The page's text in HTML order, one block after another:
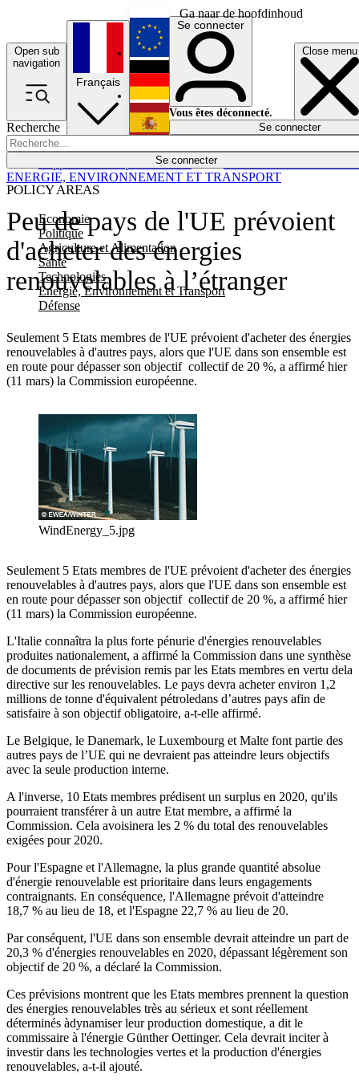
Ga naar de hoofdinhoud
Open sub
navigation
Close menu
Recherche
Se connecter
POLICY AREAS
Economie
Politique
Agriculture et Alimentation
Santé
Technologies
Energie, Environnement et Transport
Défense
Économie
Français
English
Deutsch
Español
Se connecter
Vous êtes déconnecté.
Se connecter
Peu de pays de l'UE prévoient
d'acheter des énergies
renouvelables à l’étranger
Seulement 5 Etats membres de l'UE prévoient d'acheter des énergies
renouvelables à d'autres pays, alors que l'UE dans son ensemble est
en route pour dépasser son objectif collectif de 20 %, a affirmé hier
(11 mars) la Commission européenne.
ENERGIE, ENVIRONNEMENT ET TRANSPORT
WindEnergy_5.jpg
Seulement 5 Etats membres de l'UE prévoient d'acheter des énergies
renouvelables à d'autres pays, alors que l'UE dans son ensemble est
en route pour dépasser son objectif collectif de 20 %, a affirmé hier
(11 mars) la Commission européenne.
L'Italie connaîtra la plus forte pénurie d'énergies renouvelables
produites nationalement, a affirmé la Commission dans une synthèse
de documents de prévision remis par les Etats membres en vertu dela
directive sur les renouvelables. Le pays devra acheter environ 1,2
millions de tonne d'équivalent pétroledans d’autres pays afin de
satisfaire à son objectif obligatoire, a-t-elle affirmé.
Le Belgique, le Danemark, le Luxembourg et Malte font partie des
autres pays de l’UE qui ne devraient pas atteindre leurs objectifs
avec la seule production interne.
A l'inverse, 10 Etats membres prédisent un surplus en 2020, qu'ils
pourraient transférer à un autre Etat membre, a affirmé la
Commission. Cela avoisinera les 2 % du total des renouvelables
exigées pour 2020.
Pour l'Espagne et l'Allemagne, la plus grande quantité absolue
d'énergie renouvelable est prioritaire dans leurs engagements
contraignants. En conséquence, l'Allemagne prévoit d'atteindre
18,7 % au lieu de 18, et l'Espagne 22,7 % au lieu de 20.
Par conséquent, l'UE dans son ensemble devrait atteindre un part de
20,3 % d'énergies renouvelables en 2020, dépassant légèrement son
objectif de 20 %, a déclaré la Commission.
Ces prévisions montrent que les Etats membres prennent la question
des énergies renouvelables très au sérieux et sont réellement
déterminés àdynamiser leur production domestique, a dit le
commissaire à l'énergie Günther Oettinger. Cela devrait inciter à
investir dans les technologies vertes et la production d'énergies
renouvelables, a-t-il ajouté.